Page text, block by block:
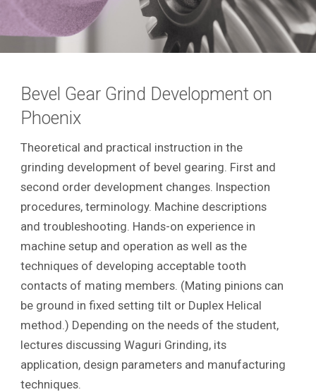
Bevel Gear Grind Development on
Phoenix
Theoretical and practical instruction in the
grinding development of bevel gearing. First and
second order development changes. Inspection
procedures, terminology. Machine descriptions
and troubleshooting. Hands-on experience in
machine setup and operation as well as the
techniques of developing acceptable tooth
contacts of mating members. (Mating pinions can
be ground in fixed setting tilt or Duplex Helical
method.) Depending on the needs of the student,
lectures discussing Waguri Grinding, its
application, design parameters and manufacturing
techniques.